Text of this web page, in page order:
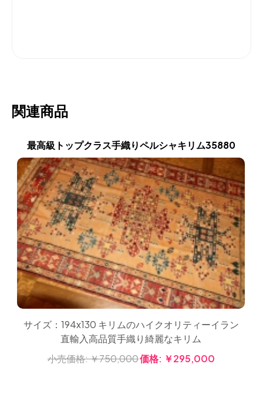
関連商品
最高級トップクラス手織りペルシャキリム35880
サイズ：194x130 キリムのハイクオリティーイラン
直輸入高品質手織り綺麗なキリム
小売価格:￥750,000価格: ￥295,000